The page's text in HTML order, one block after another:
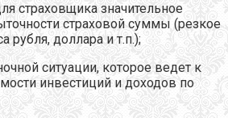
страховщика значительное
страховой суммы (резкое
рубля, доллара и т.п.);
ситуации, которое ведет к
инвестиций и доходов по